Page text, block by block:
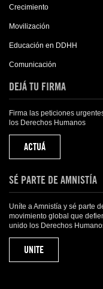
Crecimiento
Movilización
Educación en DDHH
Comunicación
DEJÁ TU FIRMA
Firma las peticiones
los Derechos Humanos
ACTUÁ
SÉ PARTE DE AMNISTÍA
Uníte a Amnistía y sé parte
movimiento global que
unido los Derechos
UNITE